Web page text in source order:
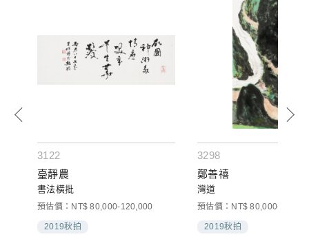
3122
臺靜農
書法橫批
預估價：NT$ 80,000-120,000
2019秋拍
3298
鄭善禧
灣道
預估價：NT$ 80,000-
2019秋拍